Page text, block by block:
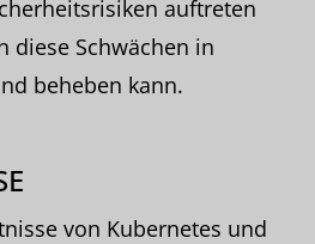
auftreten
diese Schwächen in
beheben kann.
von Kubernetes und